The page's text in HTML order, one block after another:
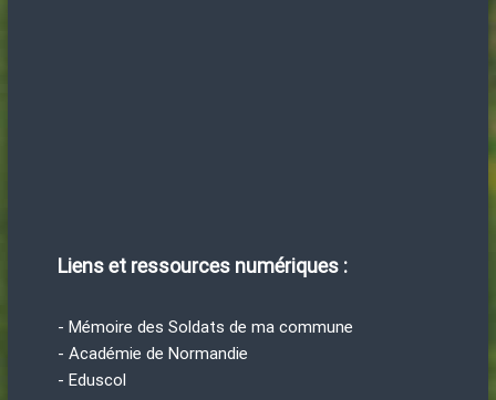
Liens et ressources numériques :
- Mémoire des Soldats de ma commune
- Académie de Normandie
- Eduscol